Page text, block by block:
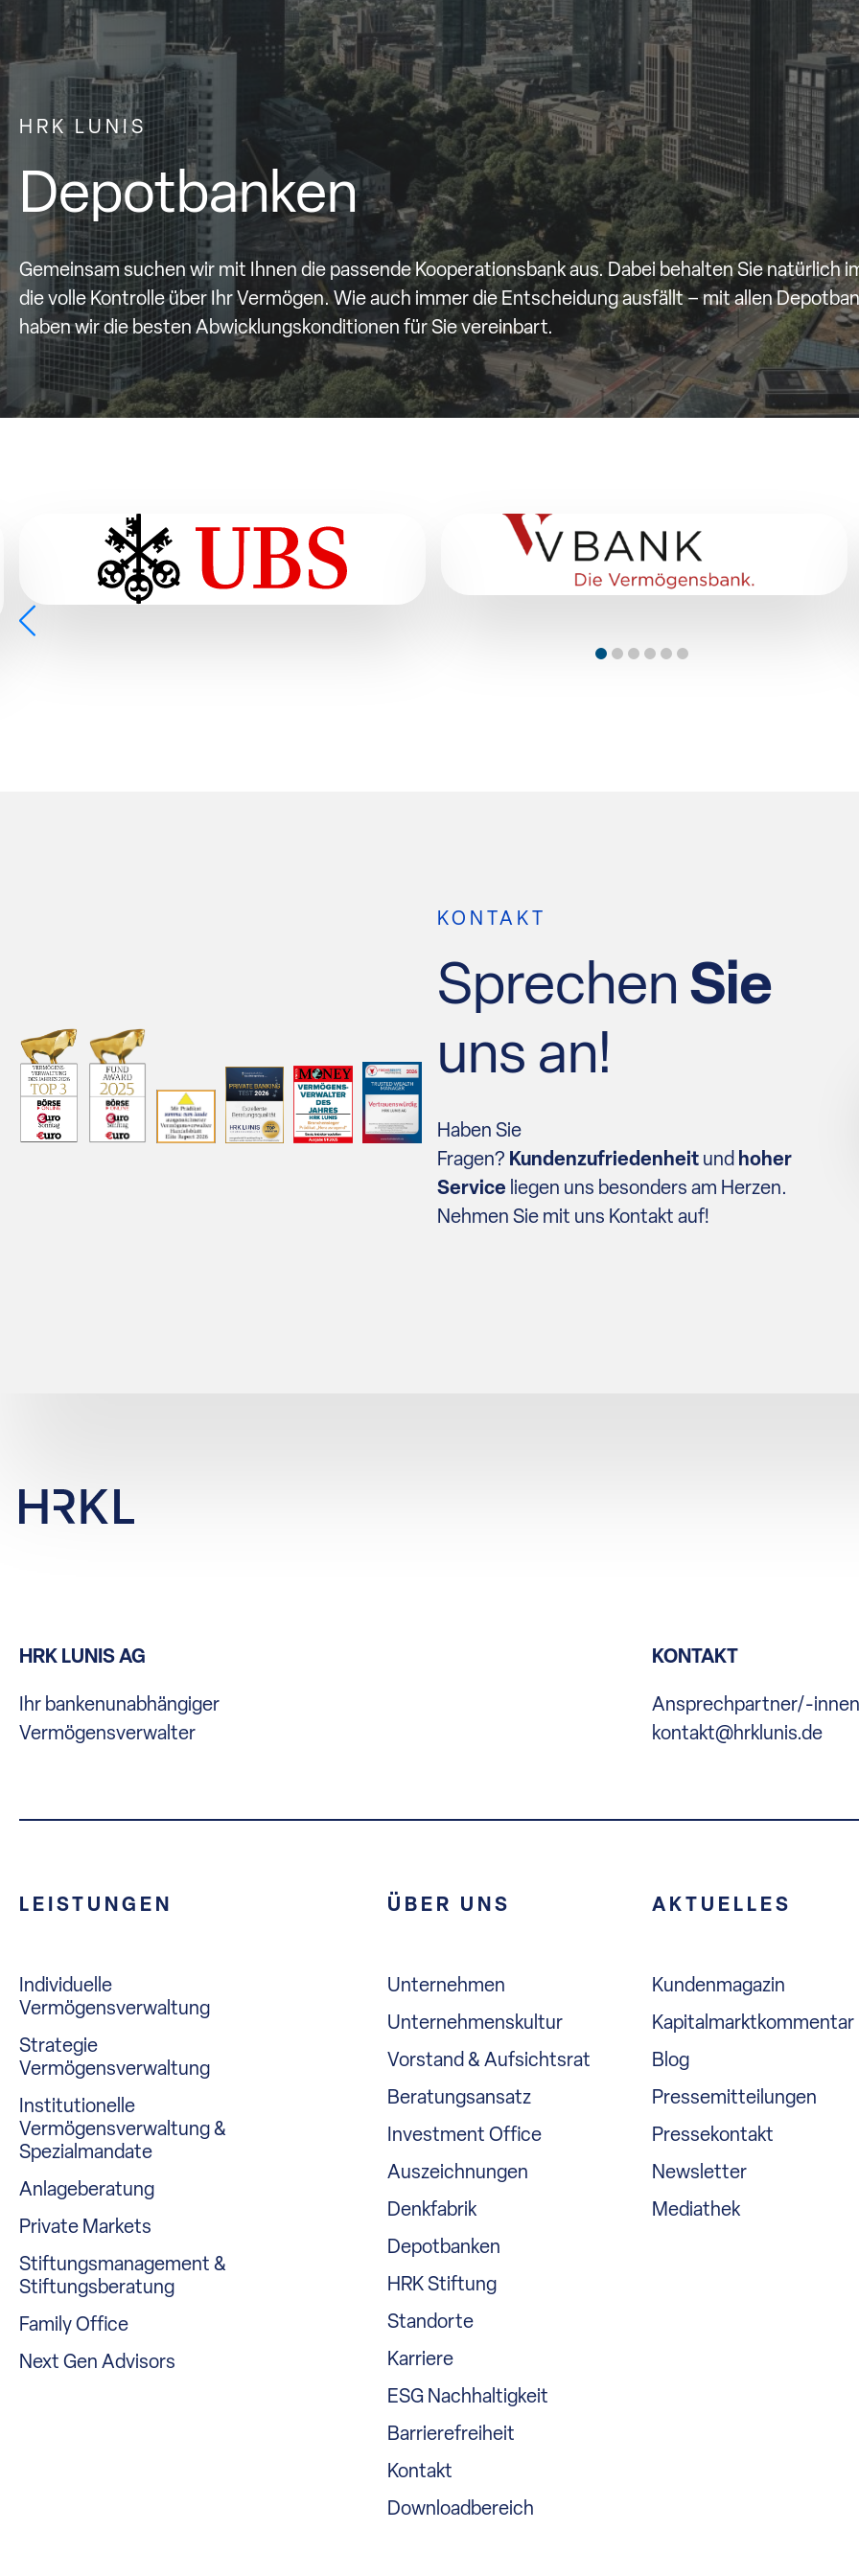
HRK LUNIS
Depotbanken
Gemeinsam suchen wir mit Ihnen die passende Kooperationsbank aus. Dabei behalten Sie natürlich
die volle Kontrolle über Ihr Vermögen. Wie auch immer die Entscheidung ausfällt – mit allen
haben wir die besten Abwicklungskonditionen für Sie vereinbart.
KONTAKT
Sprechen Sie
uns an!
Haben Sie
Fragen? Kundenzufriedenheitund hoher
Service liegen uns besonders am Herzen.
Nehmen Sie mit uns Kontakt auf!
HRK LUNIS AG
Ihr bankenunabhängiger
Vermögensverwalter
KONTAKT
Ansprechpartner/-innen
kontakt@hrklunis.de
LEISTUNGEN
Individuelle
Vermögensverwaltung
Strategie
Vermögensverwaltung
Institutionelle
Vermögensverwaltung &
Spezialmandate
Anlageberatung
Private Markets
Stiftungsmanagement &
Stiftungsberatung
Family Office
Next Gen Advisors
ÜBER UNS
Unternehmen
Unternehmenskultur
Vorstand & Aufsichtsrat
Beratungsansatz
Investment Office
Auszeichnungen
Denkfabrik
Depotbanken
HRK Stiftung
Standorte
Karriere
ESG Nachhaltigkeit
Barrierefreiheit
Kontakt
Downloadbereich
AKTUELLES
Kundenmagazin
Kapitalmarktkommentar
Blog
Pressemitteilungen
Pressekontakt
Newsletter
Mediathek